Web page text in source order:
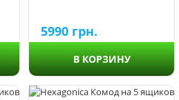
5990 грн.
В КОРЗИНУ